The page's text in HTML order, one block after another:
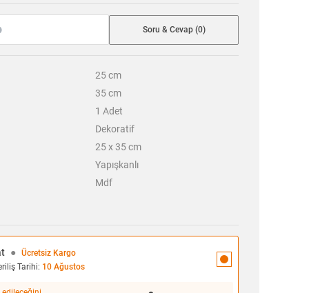
Soru & Cevap (0)
25 cm
35 cm
1 Adet
Dekoratif
25 x 35 cm
Yapışkanlı
Mdf
●
Ücretsiz Kargo
Tarihi: 10 Ağustos